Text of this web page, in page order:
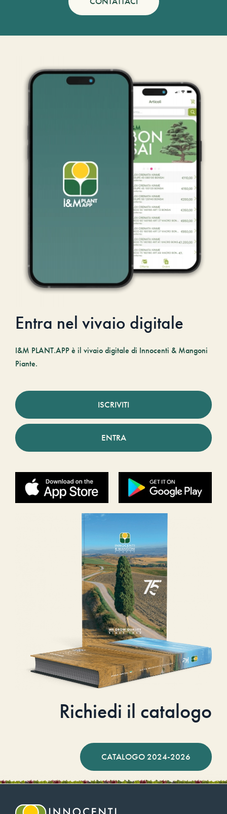
Entra nel vivaio digitale
I&M PLANT.APP è il vivaio digitale di Innocenti & Mangoni
Piante.
ISCRIVITI
ENTRA
Richiedi il catalogo
CATALOGO 2024-2026